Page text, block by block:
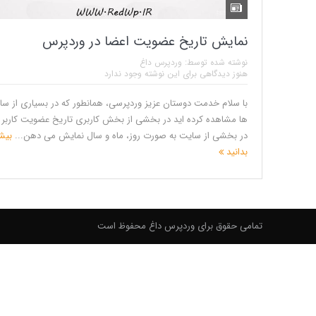
نمایش تاریخ عضویت اعضا در وردپرس
نوشته شده توسط: وردپرس داغ
هنوز دیدگاهی برای این نوشته وجود ندارد
با سلام خدمت دوستان عزیز وردپرسی، همانطور که در بسیاری از
ها مشاهده کرده اید در بخشی از بخش کاربری تاریخ عضویت کاربر
در بخشی از سایت به صورت روز، ماه و سال نمایش می دهن...
بدانید
تمامی حقوق برای وردپرس داغ محفوظ است